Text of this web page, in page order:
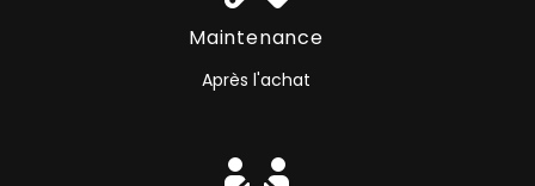
Maintenance
Après l'achat